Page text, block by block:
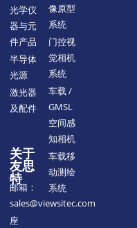
光学仪
器与元
件产品
半导体
光源
激光器
及配件
关于
友思
特
邮箱：
sales@viewsitec.com
座
像原型
系统
门控视
觉相机
系统
车载 /
GMSL
空间感
知相机
车载移
动测绘
系统